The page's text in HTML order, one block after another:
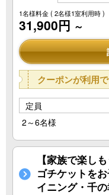
1名様料金( 2名様1室利用時 )
31,900円 ～
クーポンが利用で
定員
2～6名様
【家族で楽し
ゴチケットを
イニング・千